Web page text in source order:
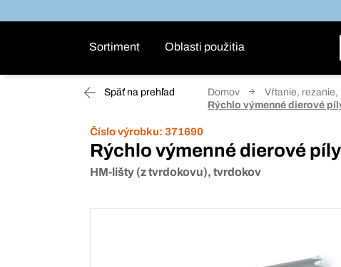
Sortiment Oblasti použitia
Späť na prehľad Domov Vŕtanie, rezanie,
Rýchlo výmenné dierové
Číslo výrobku: 371690
Rýchlo výmenné dierové
HM-lišty (z tvrdokovu), tvrdokov